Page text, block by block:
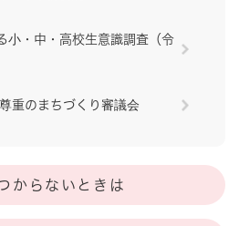
小・中・高校生意識調査（令
重のまちづくり審議会
からないときは